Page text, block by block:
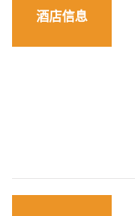
酒店信息